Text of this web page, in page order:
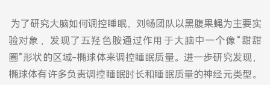
为了研究大脑如何调控睡眠，刘畅团队以黑腹果蝇为主要实
验对象，发现了五羟色胺通过作用于大脑中一个像“甜甜
圈”形状的区域-椭球体来调控睡眠质量。进一步研究发现，
椭球体有许多负责调控睡眠时长和睡眠质量的神经元类型。